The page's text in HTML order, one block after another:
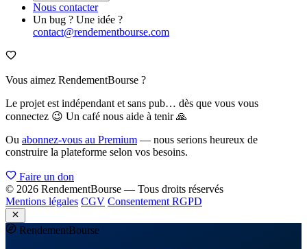
Nous contacter
Un bug ? Une idée ?
contact@rendementbourse.com
Vous aimez RendementBourse ?
Le projet est indépendant et sans pub… dès que vous vous
connectez 😉 Un café nous aide à tenir 🙏
Ou abonnez-vous au Premium — nous serions heureux de
construire la plateforme selon vos besoins.
Faire un don
© 2026 RendementBourse — Tous droits réservés
Mentions légales CGV Consentement RGPD
RendementBourse